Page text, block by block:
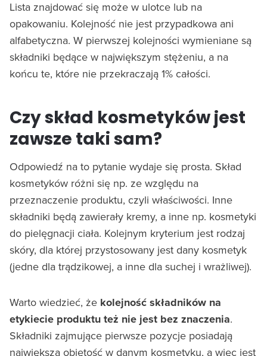
Lista znajdować się może w ulotce lub na
opakowaniu. Kolejność nie jest przypadkowa ani
alfabetyczna. W pierwszej kolejności wymieniane są
składniki będące w największym stężeniu, a na
końcu te, które nie przekraczają 1% całości.
Czy skład kosmetyków jest
zawsze taki sam?
Odpowiedź na to pytanie wydaje się prosta. Skład
kosmetyków różni się np. ze względu na
przeznaczenie produktu, czyli właściwości. Inne
składniki będą zawierały kremy, a inne np. kosmetyki
do pielęgnacji ciała. Kolejnym kryterium jest rodzaj
skóry, dla której przystosowany jest dany kosmetyk
(jedne dla trądzikowej, a inne dla suchej i wrażliwej).
Warto wiedzieć, że kolejność składników na
etykiecie produktu też nie jest bez znaczenia.
Składniki zajmujące pierwsze pozycje posiadają
największą objętość w danym kosmetyku, a więc jest